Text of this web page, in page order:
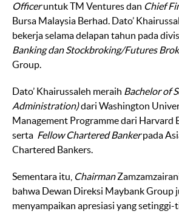
Officeruntuk TM Ventures dan Chief
Bursa Malaysia Berhad. Dato’
bekerja selama delapan tahun pada
Banking dan Stockbroking/Futures
Group.
Dato’ Khairussaleh meraih Bachelor of
Administration)dari Washington
Management Programme dari Harvard
serta Fellow Chartered Bankerpada
Chartered Bankers.
Sementara itu, Chairman
bahwa Dewan Direksi Maybank Group
menyampaikan apresiasi yang setinggi-